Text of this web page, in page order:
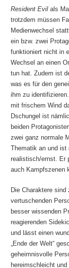
Resident Evil als
trotzdem müssen
Medienwechsel
ein bzw. zwei
funktioniert nicht in
Wechsel an einen
tun hat. Zudem ist
was es für den
ihm zu
mit frischem Wind
Dschungel ist
beiden
zwei ganz normale
Thematik an und
realistisch/ernst. Er
auch Kampfszenen
Die Charaktere
vertuschenden
besser wissenden
reagierenden
und lässt einen
„Ende der Welt“
geheimnisvolle
hereimschleicht